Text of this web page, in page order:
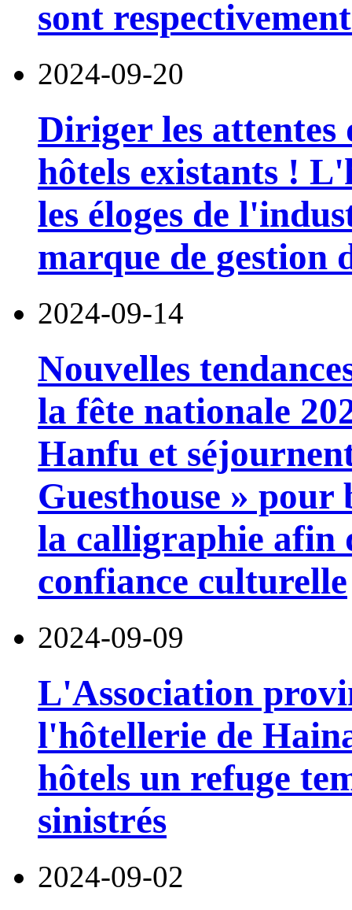
sont
2024-09-20
Diriger les attentes
hôtels existants !
les éloges de
marque de gestion
2024-09-14
Nouvelles
la fête nationale
Hanfu et
Guesthouse »
la calligraphie afin
confiance culturelle
2024-09-09
L'Association
l'hôtellerie de
hôtels un refuge
sinistrés
2024-09-02